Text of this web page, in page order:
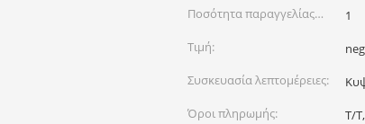
Ποσότητα παραγγελίας
min:
1
Τιμή:
Συσκευασία λεπτομέρειες:
Όροι πληρωμής:
T/